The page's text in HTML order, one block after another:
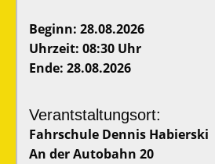
Beginn: 28.08.2026
Uhrzeit: 08:30 Uhr
Ende: 28.08.2026
Verantstaltungsort:
Fahrschule Dennis Habierski
An der Autobahn 20